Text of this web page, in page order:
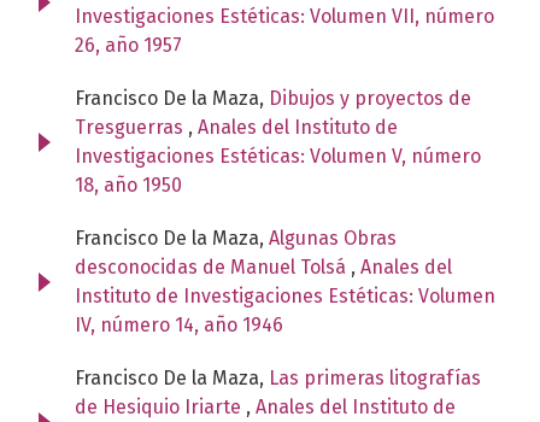
Investigaciones Estéticas: Volumen VII, número
26, año 1957
Francisco De la Maza, Dibujos y proyectos de
Tresguerras , Anales del Instituto de
Investigaciones Estéticas: Volumen V, número
18, año 1950
Francisco De la Maza, Algunas Obras
desconocidas de Manuel Tolsá , Anales del
Instituto de Investigaciones Estéticas: Volumen
IV, número 14, año 1946
Francisco De la Maza, Las primeras litografías
de Hesiquio Iriarte , Anales del Instituto de